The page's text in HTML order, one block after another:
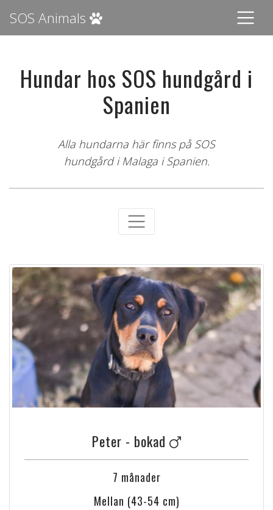
SOS Animals
Hundar hos SOS hundgård i
Spanien
Alla hundarna här finns på SOS
hundgård i Malaga i Spanien.
Peter - bokad
7 månader
Mellan (43-54 cm)